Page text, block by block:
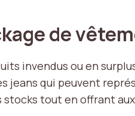
de
invendus ou en
jeans qui peuvent
tout en offrant